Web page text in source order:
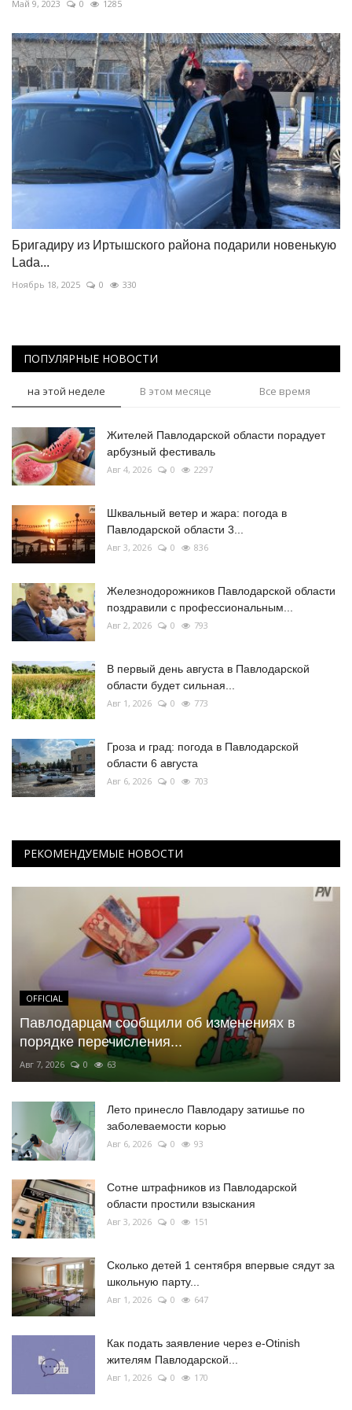
Май 9, 2023 0 1285
Бригадиру из Иртышского района подарили новенькую
Lada...
Ноябрь 18, 2025 0 330
ПОПУЛЯРНЫЕ НОВОСТИ
на этой неделе В этом месяце Все время
Жителей Павлодарской области порадует
арбузный фестиваль
Авг 4, 2026 0 2297
Шквальный ветер и жара: погода в
Павлодарской области 3...
Авг 3, 2026 0 836
Железнодорожников Павлодарской области
поздравили с профессиональным...
Авг 2, 2026 0 793
В первый день августа в Павлодарской
области будет сильная...
Авг 1, 2026 0 773
Гроза и град: погода в Павлодарской
области 6 августа
Авг 6, 2026 0 703
РЕКОМЕНДУЕМЫЕ НОВОСТИ
OFFICIAL
Павлодарцам сообщили об изменениях в
порядке перечисления...
Авг 7, 2026 0 63
Лето принесло Павлодару затишье по
заболеваемости корью
Авг 6, 2026 0 93
Сотне штрафников из Павлодарской
области простили взыскания
Авг 3, 2026 0 151
Сколько детей 1 сентября впервые сядут за
школьную парту...
Авг 1, 2026 0 647
Как подать заявление через e-Otinish
жителям Павлодарской...
Авг 1, 2026 0 170